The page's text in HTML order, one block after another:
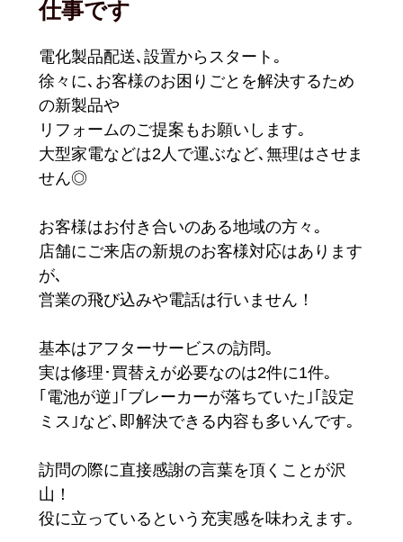
仕事です
電化製品配送､設置からスタート｡
徐々に､お客様のお困りごとを解決するため
の新製品や
リフォームのご提案もお願いします｡
大型家電などは2人で運ぶなど､無理はさせま
せん◎
お客様はお付き合いのある地域の方々｡
店舗にご来店の新規のお客様対応はあります
が､
営業の飛び込みや電話は行いません！
基本はアフターサービスの訪問｡
実は修理･買替えが必要なのは2件に1件｡
｢電池が逆｣｢ブレーカーが落ちていた｣｢設定
ミス｣など､即解決できる内容も多いんです｡
訪問の際に直接感謝の言葉を頂くことが沢
山！
役に立っているという充実感を味わえます｡